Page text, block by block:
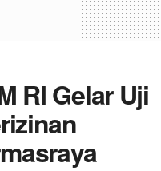
RI Gelar Uji